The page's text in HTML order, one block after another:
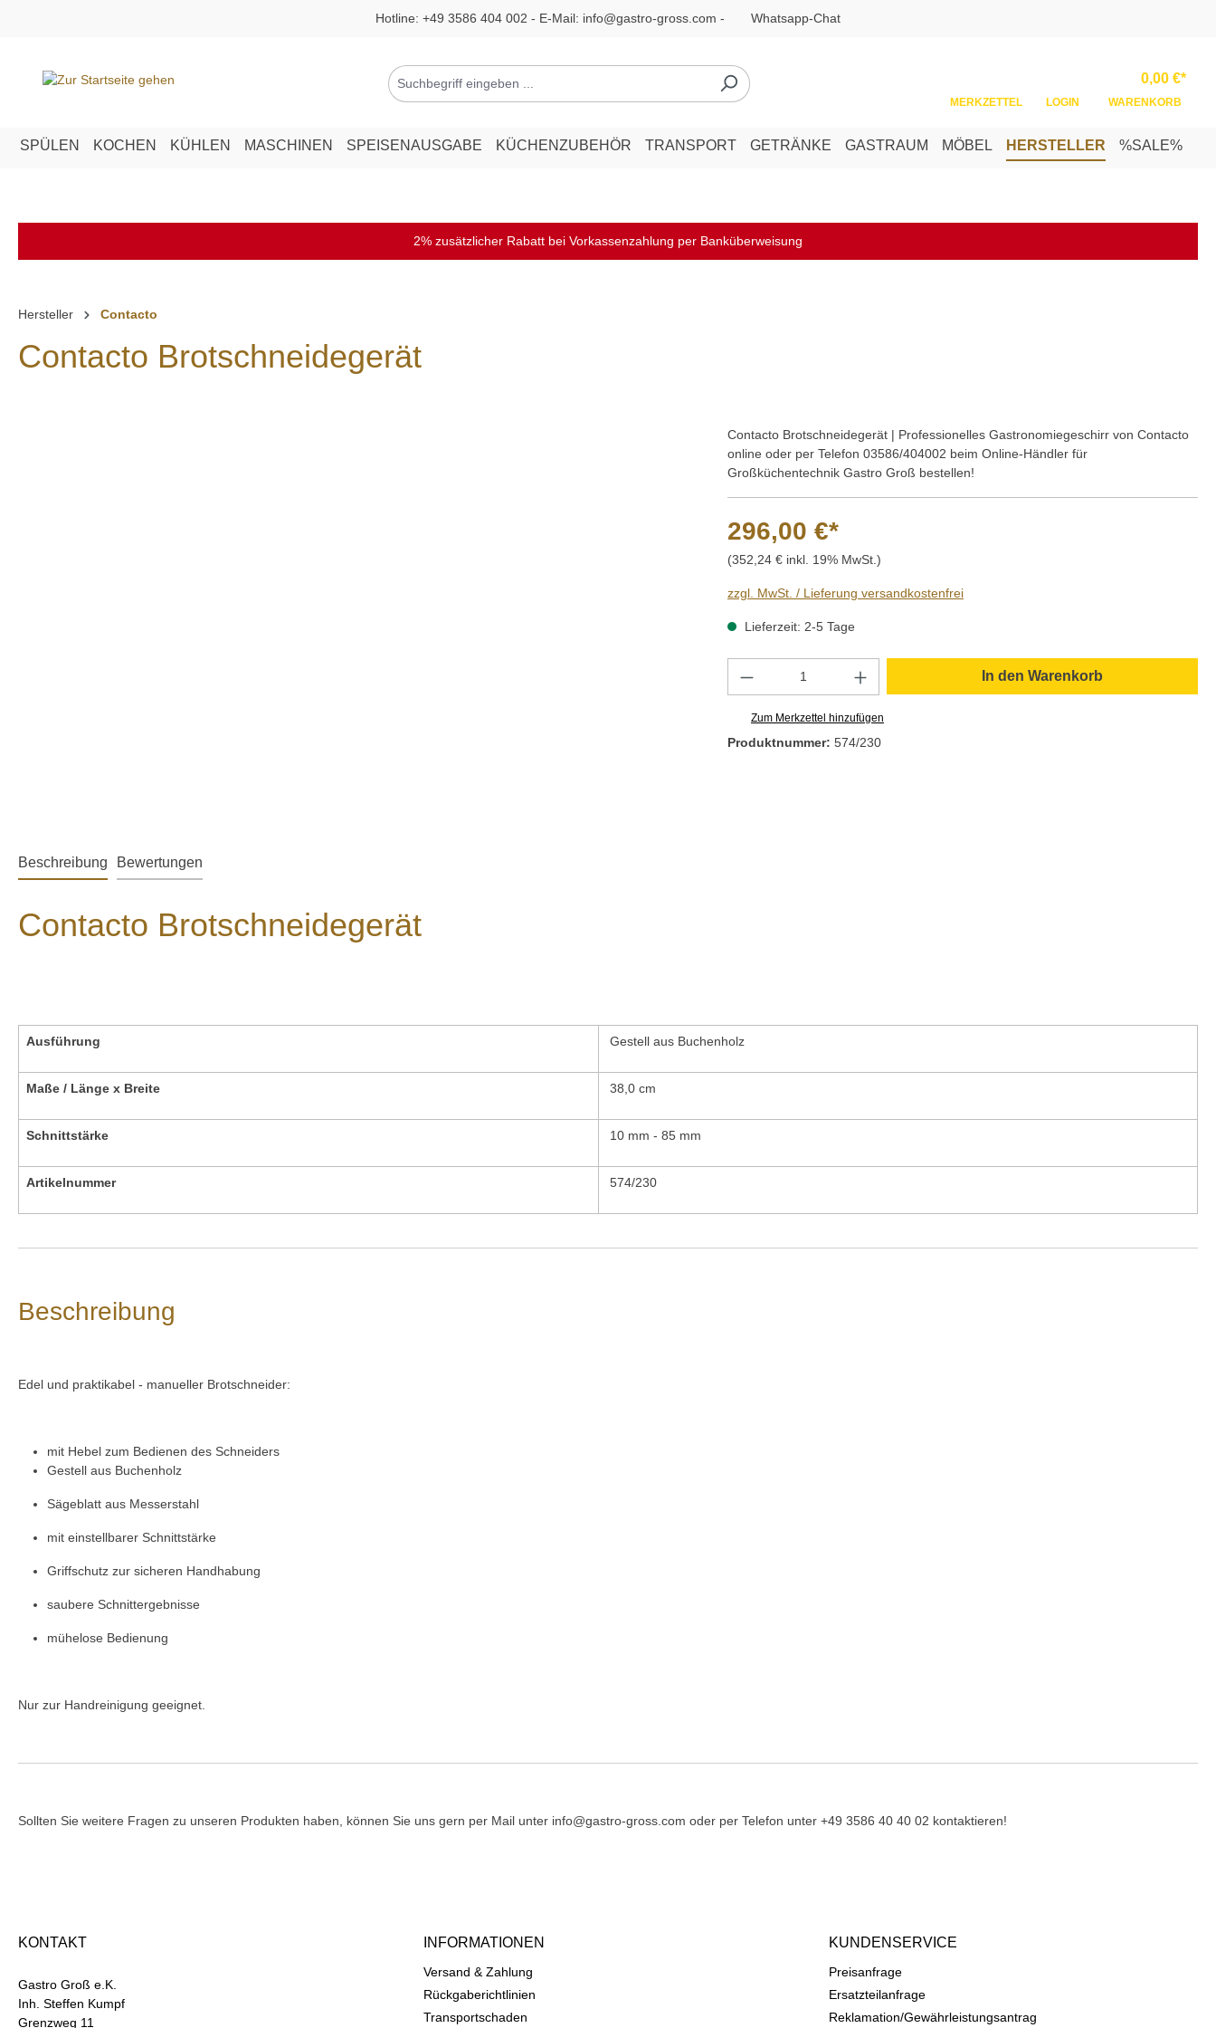
Hotline: +49 3586 404 002 - E-Mail: info@gastro-gross.com - Whatsapp-Chat
MERKZETTEL LOGIN
0,00 €*
WARENKORB
SPÜLEN KOCHEN KÜHLEN MASCHINEN SPEISENAUSGABE KÜCHENZUBEHÖR TRANSPORT GETRÄNKE GASTRAUM MÖBEL HERSTELLER %SALE%
2% zusätzlicher Rabatt bei Vorkassenzahlung per Banküberweisung
Hersteller Contacto
Contacto Brotschneidegerät
Contacto Brotschneidegerät | Professionelles Gastronomiegeschirr von Contacto
online oder per Telefon 03586/404002 beim Online-Händler für
Großküchentechnik Gastro Groß bestellen!
296,00 €*
(352,24 € inkl. 19% MwSt.)
zzgl. MwSt. / Lieferung versandkostenfrei
Lieferzeit: 2-5 Tage
Produkt Anzahl: Gib den gewünschten Wert ein
In den Warenkorb
Zum Merkzettel hinzufügen
Produktnummer: 574/230
Beschreibung Bewertungen
Contacto Brotschneidegerät
Ausführung Gestell aus Buchenholz
Maße / Länge x Breite 38,0 cm
Schnittstärke 10 mm - 85 mm
Artikelnummer 574/230
Beschreibung
Edel und praktikabel - manueller Brotschneider:
mit Hebel zum Bedienen des Schneiders
Gestell aus Buchenholz
Sägeblatt aus Messerstahl
mit einstellbarer Schnittstärke
Griffschutz zur sicheren Handhabung
saubere Schnittergebnisse
mühelose Bedienung
Nur zur Handreinigung geeignet.
Sollten Sie weitere Fragen zu unseren Produkten haben, können Sie uns gern per Mail unter info@gastro-gross.com oder per Telefon unter +49 3586 40 40 02 kontaktieren!
KONTAKT
Gastro Groß e.K.
Inh. Steffen Kumpf
Grenzweg 11
INFORMATIONEN
Versand & Zahlung
Rückgaberichtlinien
Transportschaden
KUNDENSERVICE
Preisanfrage
Ersatzteilanfrage
Reklamation/Gewährleistungsantrag